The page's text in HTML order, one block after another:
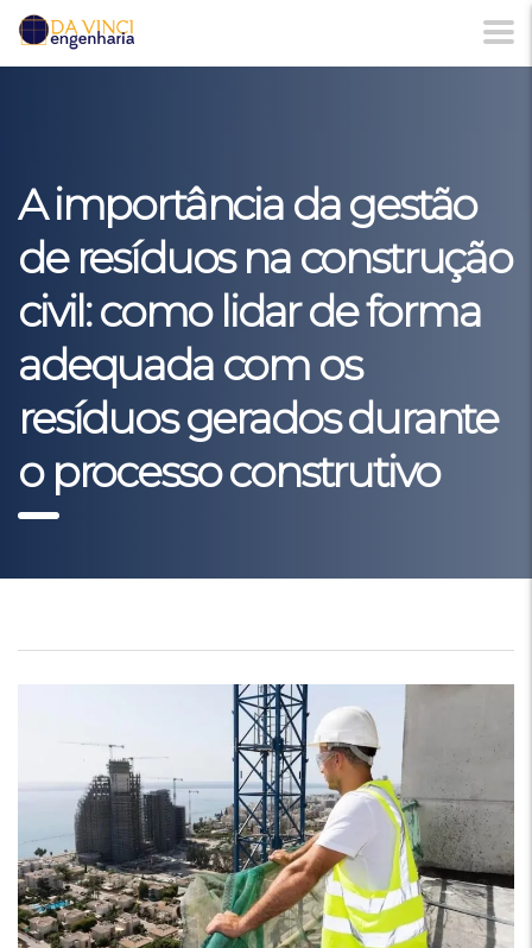
A importância da gestão
de resíduos na construção
civil: como lidar de forma
adequada com os
resíduos gerados durante
o processo construtivo